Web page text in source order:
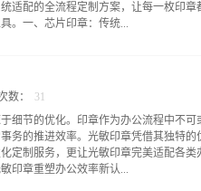
份”的跨越。二、全流程可控：破解传统
使用、追溯全靠流程约束，易出现越权
用印时，系统自动记录用印时间、地点
日志。用印后，所有记录同...
适配的全流程定制方案，让每一枚印章
。一、芯片印章：传统...
，而是传统印章的全面升级。它在保留
部嵌入经过严格加密的微型智能芯片，
复制的身份编码、备案信息与安全密钥
障。一方面，章面可雕刻专属防伪纹线
据与权威备案系统实时关联，通过专用
传统验证方式。同时，芯片还具备数据
息，为印章管理与责任追溯提供可靠依
细节的优化。印章作为办公流程中不可
务的推进效率。光敏印章凭借其独特的
定制服务，更让光敏印章完美适配各类
印章重塑办公效率新认...
数： 31